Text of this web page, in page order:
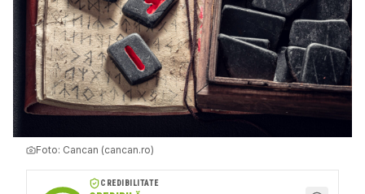
Foto: Cancan (cancan.ro)
CREDIBILITATE